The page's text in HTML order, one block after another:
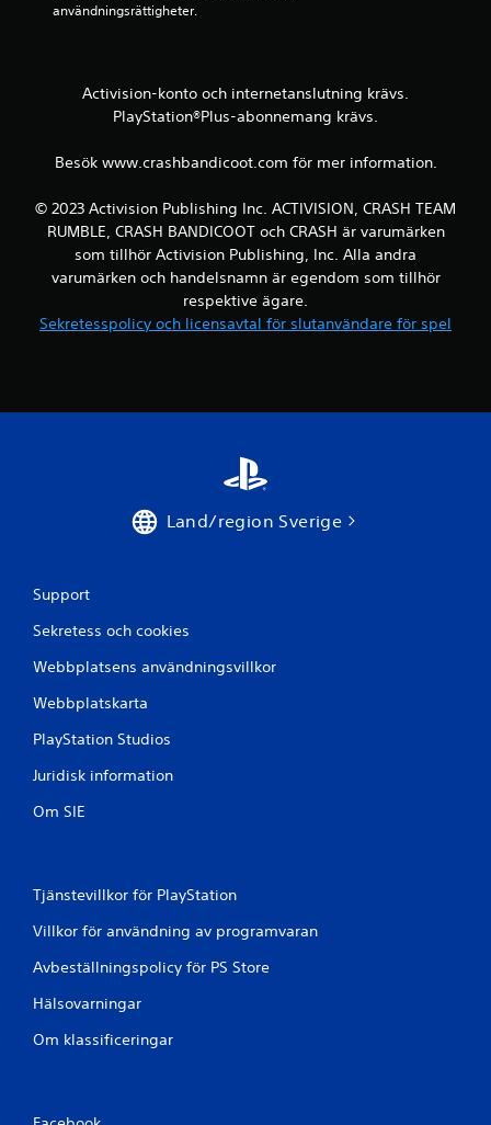
t
y
g
användningsrättigheter.
Activision-konto och internetanslutning krävs.
PlayStation®Plus-abonnemang krävs.
Besök www.crashbandicoot.com för mer information.
© 2023 Activision Publishing Inc. ACTIVISION, CRASH TEAM
RUMBLE, CRASH BANDICOOT och CRASH är varumärken
som tillhör Activision Publishing, Inc. Alla andra
varumärken och handelsnamn är egendom som tillhör
respektive ägare.
Sekretesspolicy och licensavtal för slutanvändare för spel
Land/region Sverige
Support
Sekretess och cookies
Webbplatsens användningsvillkor
Webbplatskarta
PlayStation Studios
Juridisk information
Om SIE
Tjänstevillkor för PlayStation
Villkor för användning av programvaran
Avbeställningspolicy för PS Store
Hälsovarningar
Om klassificeringar